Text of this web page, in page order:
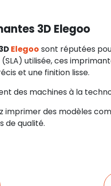
3D Elegoo
Elegoo sont réputées
utilisée, ces
et une finition lisse.
des machines à la
imprimer des modèles
de qualité.